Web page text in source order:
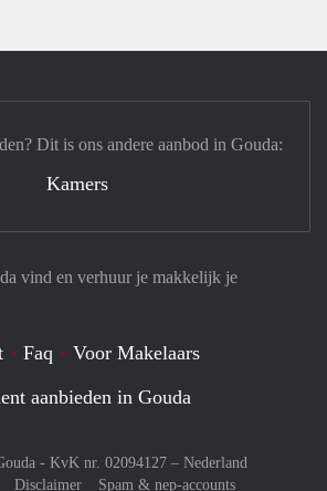
vind en verhuur je makkelijk je
Faq
Voor Makelaars
aanbieden in Gouda
- KvK nr. 02094127 – Nederland
Disclaimer Spam & nep-accounts
Dit is ons andere aanbod in Gouda:
Kamers